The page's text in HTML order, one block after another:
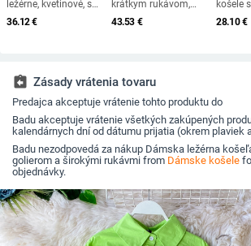
ležérne, kvetinové, s
nafúkanými rukávmi,
sladké, krásne,
študenti, retro, jemné
36.12€
krátkym rukávom,
bavlnené košele s
dlhým rukávom, plus
43.53 €
košele
28.10€
assignment_return Zásady vrátenia tovaru
Predajca akceptuje vrátenie tohto produktu do
Badu akceptuje vrátenie všetkých zakúpených
kalendárnych dní od dátumu prijatia (okrem plaviek
Badu nezodpovedá za nákup Dámska ležérna
golierom a širokými rukávmi from Dámske košele
objednávky.